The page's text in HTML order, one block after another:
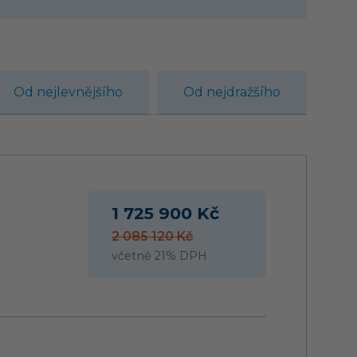
Od nejlevnějšího Od nejdražšího
1 725 900 Kč
2 085 120 Kč
včetně 21% DPH